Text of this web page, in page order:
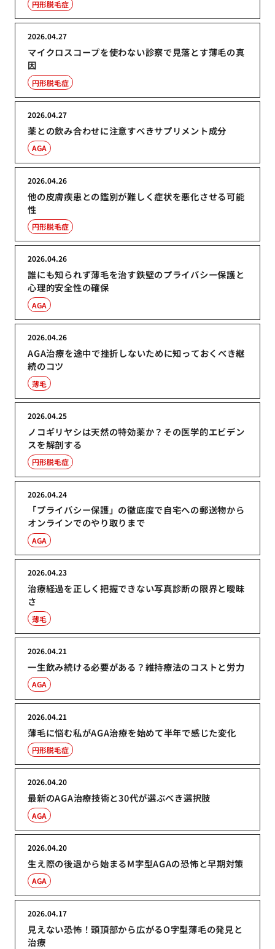
円形脱毛症
マイクロスコープを使わない診察で見落とす薄毛の真
因
2026.04.27
円形脱毛症
薬との飲み合わせに注意すべきサプリメント成分
2026.04.27
AGA
他の皮膚疾患との鑑別が難しく症状を悪化させる可能
性
2026.04.26
円形脱毛症
誰にも知られず薄毛を治す鉄壁のプライバシー保護と
心理的安全性の確保
2026.04.26
AGA
AGA治療を途中で挫折しないために知っておくべき継
続のコツ
2026.04.26
薄毛
ノコギリヤシは天然の特効薬か？その医学的エビデン
スを解剖する
2026.04.25
円形脱毛症
「プライバシー保護」の徹底度で自宅への郵送物から
オンラインでのやり取りまで
2026.04.24
AGA
治療経過を正しく把握できない写真診断の限界と曖昧
さ
2026.04.23
薄毛
一生飲み続ける必要がある？維持療法のコストと労力
2026.04.21
AGA
薄毛に悩む私がAGA治療を始めて半年で感じた変化
2026.04.21
円形脱毛症
最新のAGA治療技術と30代が選ぶべき選択肢
2026.04.20
AGA
生え際の後退から始まるM字型AGAの恐怖と早期対策
2026.04.20
AGA
見えない恐怖！頭頂部から広がるO字型薄毛の発見と
治療
2026.04.17